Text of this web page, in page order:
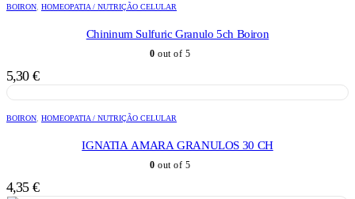
BOIRON HOMEOPATIA / NUTRIÇÃO CELULAR
Chininum Sulfuric Granulo 5ch Boiron
0 out of 5
5,30 €
BOIRON HOMEOPATIA / NUTRIÇÃO CELULAR
IGNATIA AMARA GRANULOS 30 CH
0 out of 5
4,35 €